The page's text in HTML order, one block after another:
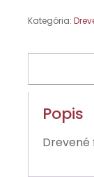
Kategória:
Popis